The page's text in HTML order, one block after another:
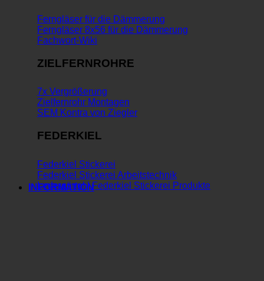
Ferngläser für die Dämmerung
Ferngläser 8x56 für die Dämmerung
Fachwort-Wiki
ZIELFERNROHRE
7x Vergrößerung
Zielfernrohr Montagen
SEM Kontra von Ziegler
FEDERKIEL
Federkiel Stickerei
Federkiel Stickerei Arbeitstechnik
Ledergürtel | Federkiel Stickerei Produkte
INFORMATION